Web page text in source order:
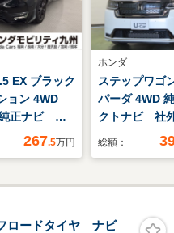
EX ブラック
ョン 4WD
正ナビ フ
ETC サンル
267.5万円
ホンダ
ステップワゴ
パーダ 4WD
クトナビ 社
ラレコ リ
総額：
ロードタイヤ ナビ